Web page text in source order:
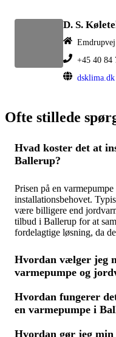
D. S.
+45 40 84
dsklima.dk
Ofte stillede
Hvad koster det at
Ballerup?
Prisen på en
installationsbehovet.
være billigere end
tilbud i Ballerup for at
fordelagtige løsning, da
Hvordan vælger jeg
varmepumpe og
Valget kommer an på din
jordbundsforholdene i
energibesparende over
Hvordan fungerer
en varmepumpe i
Hvordan gør jeg